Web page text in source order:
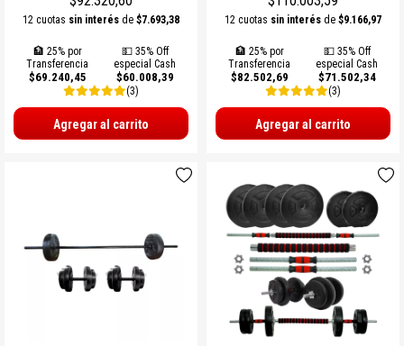
12 cuotas sin interés de $7.693,38
🏦 25% por
Transferencia
$69.240,45
💵 35% Off
especial Cash
$60.008,39
(3)
Agregar al carrito
12 cuotas sin interés de $9.166,97
🏦 25% por
Transferencia
$82.502,69
💵 35% Off
especial Cash
$71.502,34
(3)
Agregar al carrito